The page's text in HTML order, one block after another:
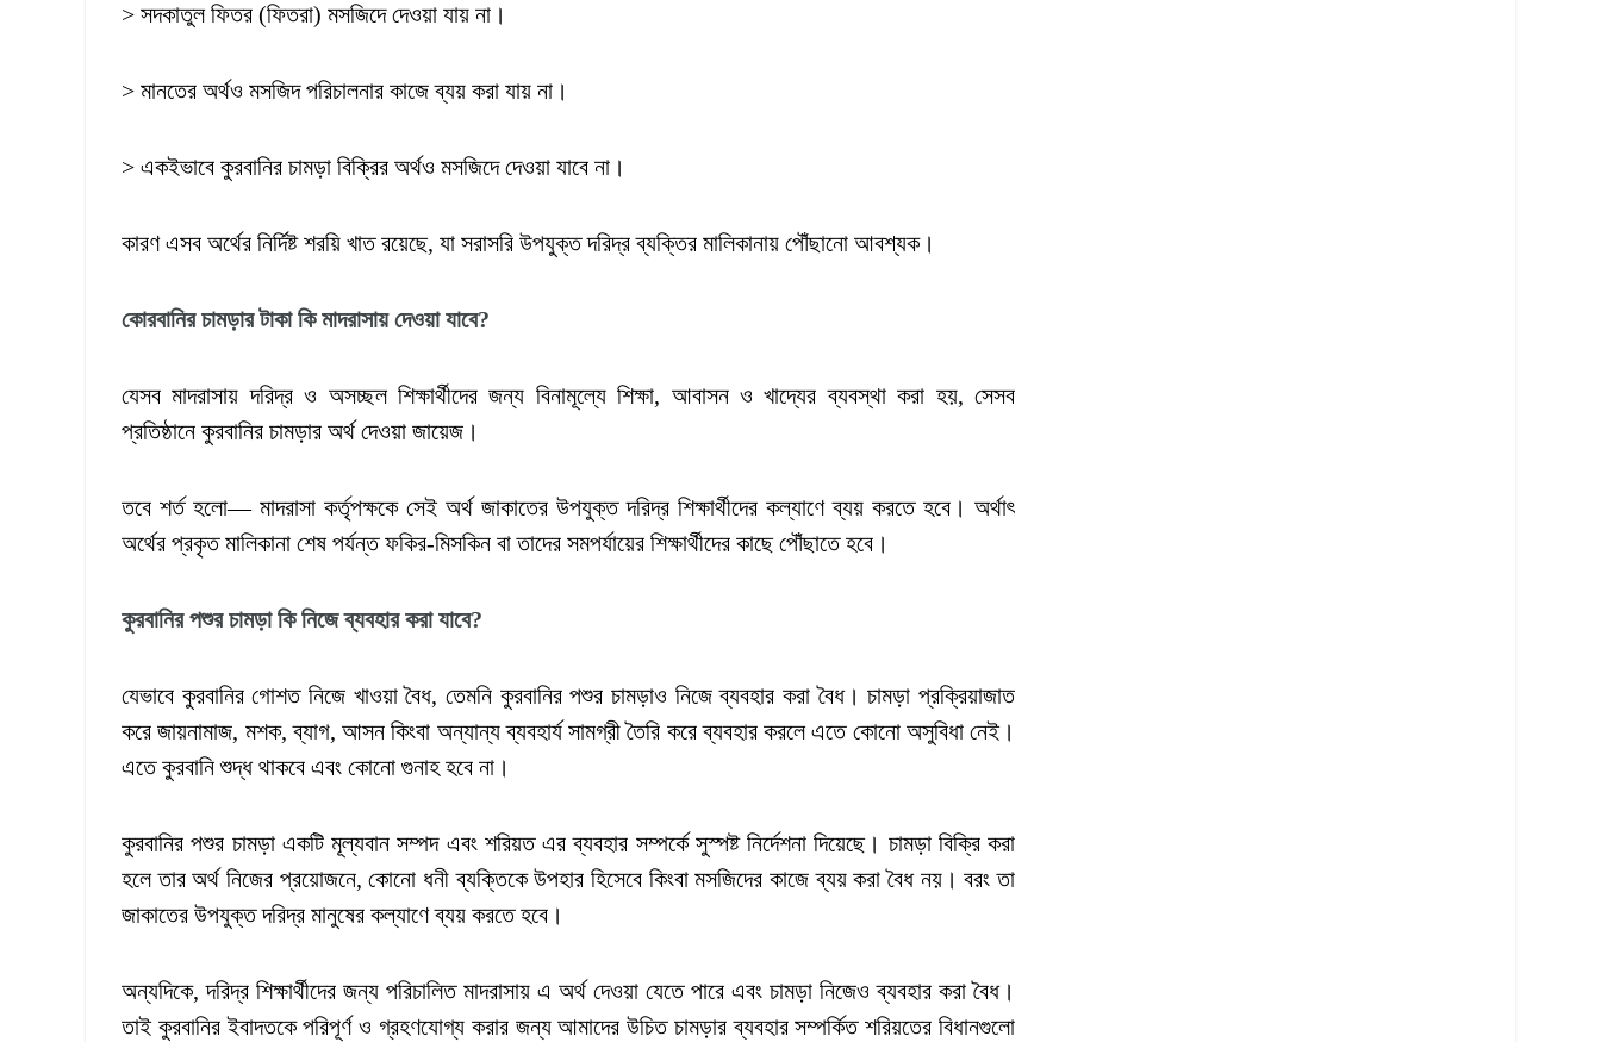
> সদকাতুল ফিতর (ফিতরা) মসজিদে দেওয়া যায় না।
> মানতের অর্থও মসজিদ পরিচালনার কাজে ব্যয় করা যায় না।
> একইভাবে কুরবানির চামড়া বিক্রির অর্থও মসজিদে দেওয়া যাবে না।
কারণ এসব অর্থের নির্দিষ্ট শরয়ি খাত রয়েছে, যা সরাসরি উপযুক্ত দরিদ্র ব্যক্তির মালিকানায় পৌঁছানো আবশ্যক।
কোরবানির চামড়ার টাকা কি মাদরাসায় দেওয়া যাবে?
যেসব মাদরাসায় দরিদ্র ও অসচ্ছল শিক্ষার্থীদের জন্য বিনামূল্যে শিক্ষা, আবাসন ও খাদ্যের ব্যবস্থা করা হয়, সেসব
প্রতিষ্ঠানে কুরবানির চামড়ার অর্থ দেওয়া জায়েজ।
তবে শর্ত হলো— মাদরাসা কর্তৃপক্ষকে সেই অর্থ জাকাতের উপযুক্ত দরিদ্র শিক্ষার্থীদের কল্যাণে ব্যয় করতে হবে। অর্থাৎ
অর্থের প্রকৃত মালিকানা শেষ পর্যন্ত ফকির-মিসকিন বা তাদের সমপর্যায়ের শিক্ষার্থীদের কাছে পৌঁছাতে হবে।
কুরবানির পশুর চামড়া কি নিজে ব্যবহার করা যাবে?
যেভাবে কুরবানির গোশত নিজে খাওয়া বৈধ, তেমনি কুরবানির পশুর চামড়াও নিজে ব্যবহার করা বৈধ। চামড়া প্রক্রিয়াজাত
করে জায়নামাজ, মশক, ব্যাগ, আসন কিংবা অন্যান্য ব্যবহার্য সামগ্রী তৈরি করে ব্যবহার করলে এতে কোনো অসুবিধা নেই।
এতে কুরবানি শুদ্ধ থাকবে এবং কোনো গুনাহ হবে না।
কুরবানির পশুর চামড়া একটি মূল্যবান সম্পদ এবং শরিয়ত এর ব্যবহার সম্পর্কে সুস্পষ্ট নির্দেশনা দিয়েছে। চামড়া বিক্রি করা
হলে তার অর্থ নিজের প্রয়োজনে, কোনো ধনী ব্যক্তিকে উপহার হিসেবে কিংবা মসজিদের কাজে ব্যয় করা বৈধ নয়। বরং তা
জাকাতের উপযুক্ত দরিদ্র মানুষের কল্যাণে ব্যয় করতে হবে।
অন্যদিকে, দরিদ্র শিক্ষার্থীদের জন্য পরিচালিত মাদরাসায় এ অর্থ দেওয়া যেতে পারে এবং চামড়া নিজেও ব্যবহার করা বৈধ।
তাই কুরবানির ইবাদতকে পরিপূর্ণ ও গ্রহণযোগ্য করার জন্য আমাদের উচিত চামড়ার ব্যবহার সম্পর্কিত শরিয়তের বিধানগুলো